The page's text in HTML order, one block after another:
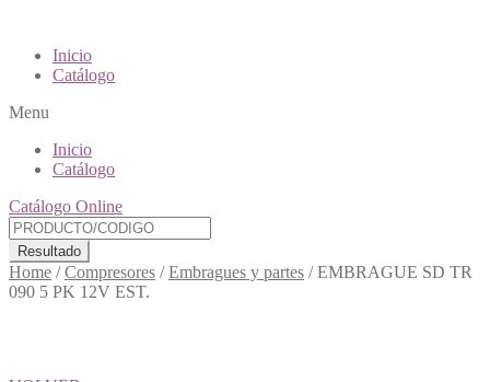
Inicio
Catálogo
Menu
Inicio
Catálogo
Catálogo Online
Resultado
Home /Compresores /Embragues y partes /EMBRAGUE SD TR
090 5 PK 12V EST.